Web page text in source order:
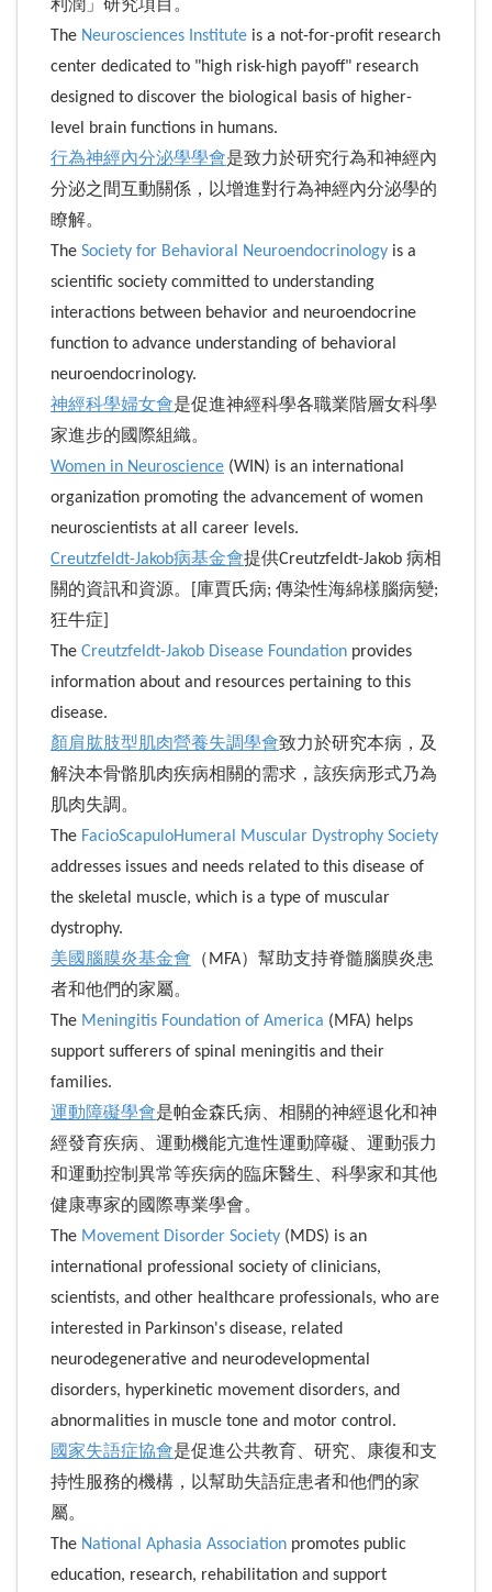
利潤」研究項目。
The Neurosciences Institute is a not-for-profit research
center dedicated to "high risk-high payoff" research
designed to discover the biological basis of higher-
level brain functions in humans.
行為神經內分泌學學會是致力於研究行為和神經內
分泌之間互動關係，以增進對行為神經內分泌學的
瞭解。
The Society for Behavioral Neuroendocrinology is a
scientific society committed to understanding
interactions between behavior and neuroendocrine
function to advance understanding of behavioral
neuroendocrinology.
神經科學婦女會是促進神經科學各職業階層女科學
家進步的國際組織。
Women in Neuroscience (WIN) is an international
organization promoting the advancement of women
neuroscientists at all career levels.
Creutzfeldt-Jakob病基金會提供Creutzfeldt-Jakob 病相
關的資訊和資源。[庫賈氏病; 傳染性海綿樣腦病變;
狂牛症]
The Creutzfeldt-Jakob Disease Foundation provides
information about and resources pertaining to this
disease.
顏肩肱肢型肌肉營養失調學會致力於研究本病，及
解決本骨骼肌肉疾病相關的需求，該疾病形式乃為
肌肉失調。
The FacioScapuloHumeral Muscular Dystrophy Society
addresses issues and needs related to this disease of
the skeletal muscle, which is a type of muscular
dystrophy.
美國腦膜炎基金會 （MFA）幫助支持脊髓腦膜炎患
者和他們的家屬。
The Meningitis Foundation of America (MFA) helps
support sufferers of spinal meningitis and their
families.
運動障礙學會是帕金森氏病、相關的神經退化和神
經發育疾病、運動機能亢進性運動障礙、運動張力
和運動控制異常等疾病的臨床醫生、科學家和其他
健康專家的國際專業學會。
The Movement Disorder Society (MDS) is an
international professional society of clinicians,
scientists, and other healthcare professionals, who are
interested in Parkinson's disease, related
neurodegenerative and neurodevelopmental
disorders, hyperkinetic movement disorders, and
abnormalities in muscle tone and motor control.
國家失語症協會是促進公共教育、研究、康復和支
持性服務的機構，以幫助失語症患者和他們的家
屬。
The National Aphasia Association promotes public
education, research, rehabilitation and support